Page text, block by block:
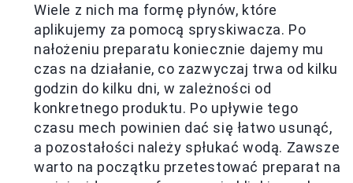
Wiele z nich ma formę płynów, które
aplikujemy za pomocą spryskiwacza. Po
nałożeniu preparatu koniecznie dajemy mu
czas na działanie, co zazwyczaj trwa od kilku
godzin do kilku dni, w zależności od
konkretnego produktu. Po upływie tego
czasu mech powinien dać się łatwo usunąć,
a pozostałości należy spłukać wodą. Zawsze
warto na początku przetestować preparat na